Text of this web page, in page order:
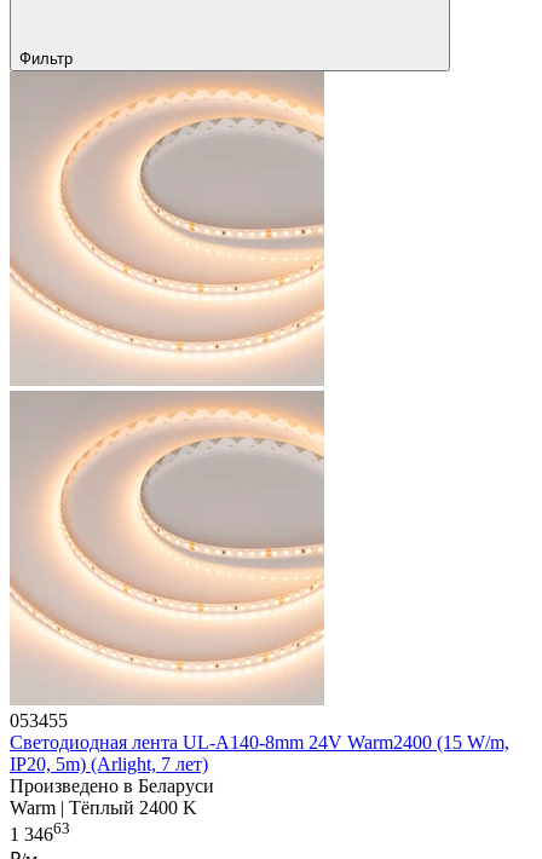
Фильтр
053455
Светодиодная лента UL-A140-8mm 24V Warm2400 (15 W/m,
IP20, 5m) (Arlight, 7 лет)
Произведено в Беларуси
Warm | Тёплый 2400 K
1 34663